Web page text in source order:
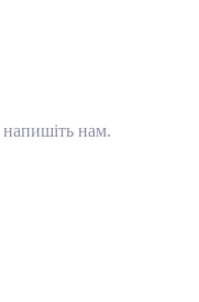
напишіть нам.